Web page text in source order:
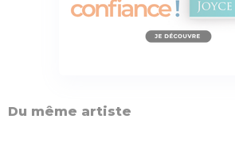
Du même artiste